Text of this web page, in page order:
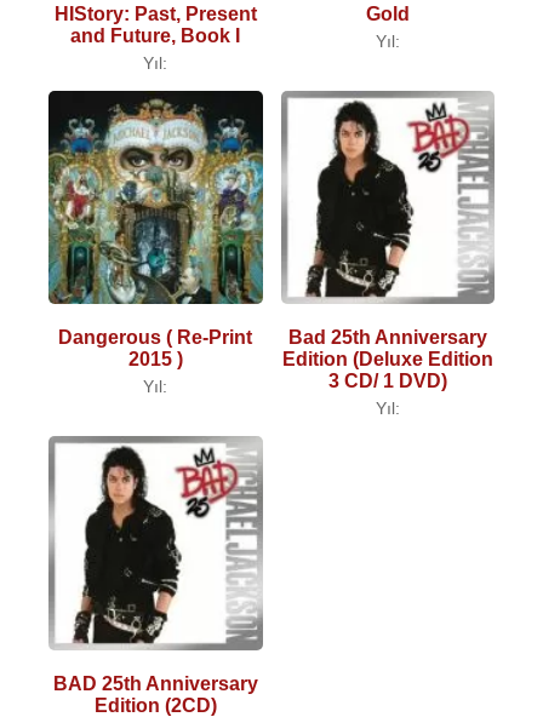
HIStory: Past, Present
and Future, Book I
Yıl:
Gold
Yıl:
Dangerous ( Re-Print
2015 )
Yıl:
Bad 25th Anniversary
Edition (Deluxe Edition
3 CD/ 1 DVD)
Yıl:
BAD 25th Anniversary
Edition (2CD)